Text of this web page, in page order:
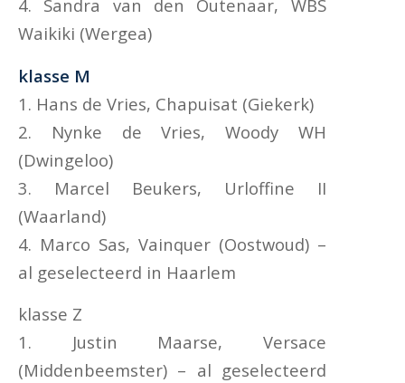
4. Sandra van den Outenaar, WBS
Waikiki (Wergea)
klasse M
1. Hans de Vries, Chapuisat (Giekerk)
2. Nynke de Vries, Woody WH
(Dwingeloo)
3. Marcel Beukers, Urloffine II
(Waarland)
4. Marco Sas, Vainquer (Oostwoud) –
al geselecteerd in Haarlem
klasse Z
1. Justin Maarse, Versace
(Middenbeemster) – al geselecteerd